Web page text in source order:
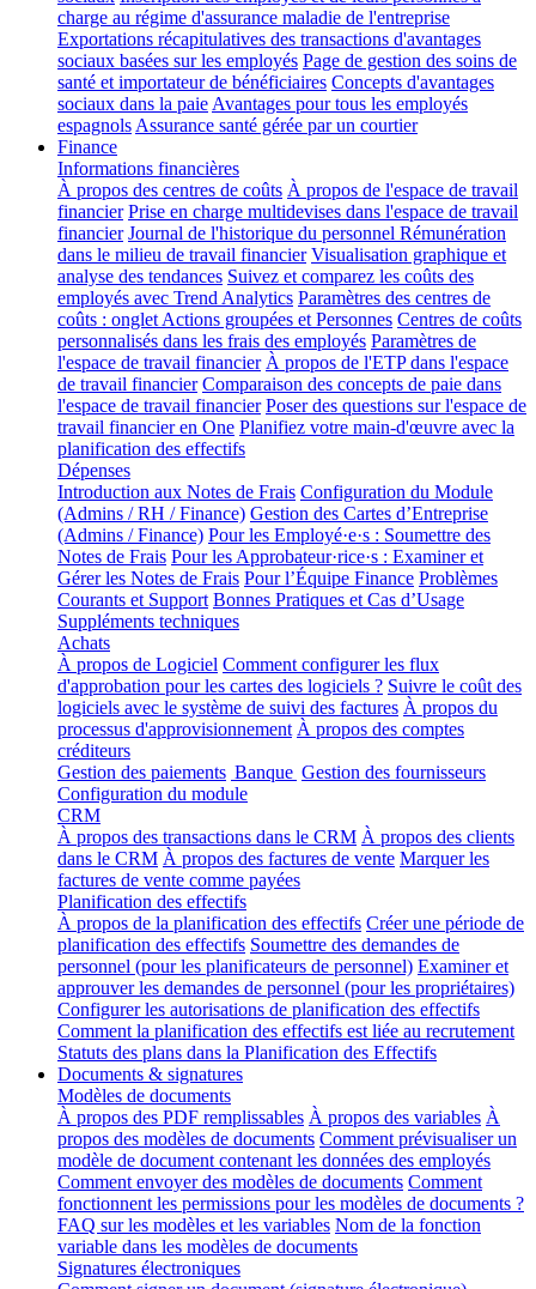
charge au régime d'assurance maladie de l'entreprise
Exportations récapitulatives des transactions d'avantages
sociaux basées sur les employés Page de gestion des soins de
santé et importateur de bénéficiaires Concepts d'avantages
sociaux dans la paie Avantages pour tous les employés
espagnols Assurance santé gérée par un courtier
Finance
Informations financières
À propos des centres de coûts À propos de l'espace de travail
financier Prise en charge multidevises dans l'espace de travail
financier Journal de l'historique du personnel Rémunération
dans le milieu de travail financier Visualisation graphique et
analyse des tendances Suivez et comparez les coûts des
employés avec Trend Analytics Paramètres des centres de
coûts : onglet Actions groupées et Personnes Centres de coûts
personnalisés dans les frais des employés Paramètres de
l'espace de travail financier À propos de l'ETP dans l'espace
de travail financier Comparaison des concepts de paie dans
l'espace de travail financier Poser des questions sur l'espace de
travail financier en One Planifiez votre main-d'œuvre avec la
planification des effectifs
Dépenses
Introduction aux Notes de Frais Configuration du Module
(Admins / RH / Finance) Gestion des Cartes d’Entreprise
(Admins / Finance) Pour les Employé·e·s : Soumettre des
Notes de Frais Pour les Approbateur·rice·s : Examiner et
Gérer les Notes de Frais Pour l’Équipe Finance Problèmes
Courants et Support Bonnes Pratiques et Cas d’Usage
Suppléments techniques
Achats
À propos de Logiciel Comment configurer les flux
d'approbation pour les cartes des logiciels ? Suivre le coût des
logiciels avec le système de suivi des factures À propos du
processus d'approvisionnement À propos des comptes
créditeurs
Gestion des paiements Banque Gestion des fournisseurs
Configuration du module
CRM
À propos des transactions dans le CRM À propos des clients
dans le CRM À propos des factures de vente Marquer les
factures de vente comme payées
Planification des effectifs
À propos de la planification des effectifs Créer une période de
planification des effectifs Soumettre des demandes de
personnel (pour les planificateurs de personnel) Examiner et
approuver les demandes de personnel (pour les propriétaires)
Configurer les autorisations de planification des effectifs
Comment la planification des effectifs est liée au recrutement
Statuts des plans dans la Planification des Effectifs
Documents & signatures
Modèles de documents
À propos des PDF remplissables À propos des variables À
propos des modèles de documents Comment prévisualiser un
modèle de document contenant les données des employés
Comment envoyer des modèles de documents Comment
fonctionnent les permissions pour les modèles de documents ?
FAQ sur les modèles et les variables Nom de la fonction
variable dans les modèles de documents
Signatures électroniques